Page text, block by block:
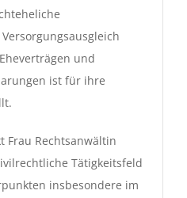
und
ist für ihre
Frau Rechtsanwältin
Tätigkeitsfeld
insbesondere im